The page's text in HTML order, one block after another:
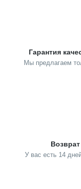
Гарантия
Мы предлагаем
У вас есть 14